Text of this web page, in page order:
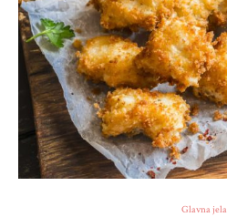
Glavna jela